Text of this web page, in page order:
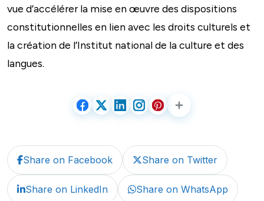
vue d’accélérer la mise en œuvre des dispositions
constitutionnelles en lien avec les droits culturels et
la création de l’Institut national de la culture et des
langues.
Share on Facebook Share on Twitter
Share on LinkedIn Share on WhatsApp